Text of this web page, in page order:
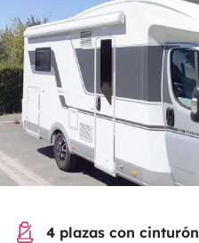
4 plazas con cinturón